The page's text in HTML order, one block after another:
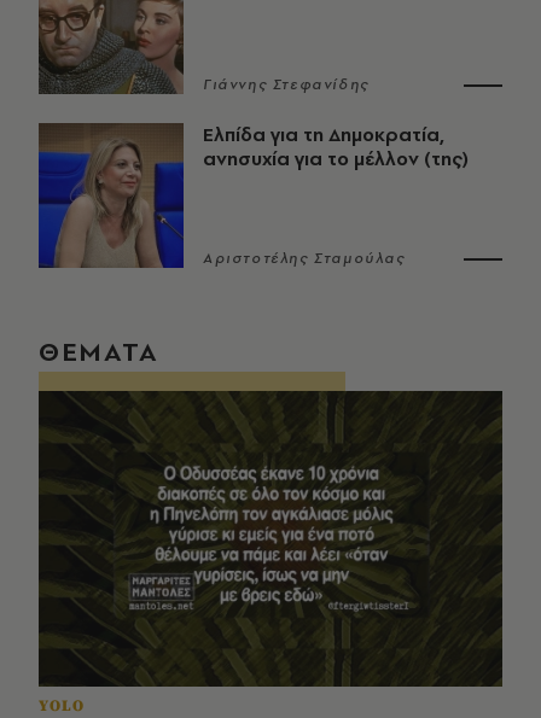
Γιάννης Στεφανίδης
Ελπίδα για τη Δημοκρατία,
ανησυχία για το μέλλον (της)
Αριστοτέλης Σταμούλας
ΘΕΜΑΤΑ
YOLO